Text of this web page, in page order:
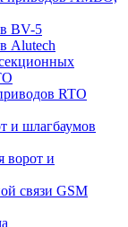
BV-5
Alutech
RTO
и шлагбаумов
ворот и
связи GSM